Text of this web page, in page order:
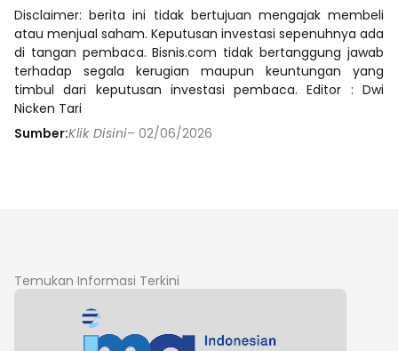
Disclaimer: berita ini tidak bertujuan mengajak membeli
atau menjual saham. Keputusan investasi sepenuhnya ada
di tangan pembaca. Bisnis.com tidak bertanggung jawab
terhadap segala kerugian maupun keuntungan yang
timbul dari keputusan investasi pembaca. Editor : Dwi
Nicken Tari
Sumber:Klik Disini– 02/06/2026
Temukan Informasi Terkini